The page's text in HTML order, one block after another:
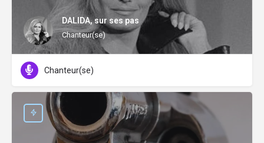
DALIDA, sur ses pas
Chanteur(se)
Chanteur(se)